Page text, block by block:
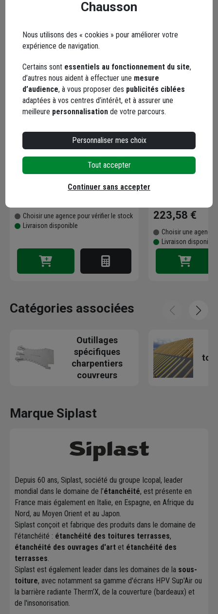
Gant de travail cuir avec intérieur
fourré - catégorie. 1 - taille 10
Choisir une agence pour vérifier le stock
Livraison disponible
Manche de
panne turbo 778
223,58 €
Choisir une agence
Livraison disponible
Catégories associées
Outillages
spécifiques
charpentiers
couvreurs
Marque Siplast
Depuis 60 ans, Siplast, société du groupe Icopal, leader
mondial dans le domaine de l’étanchéité, est présente en
France mais également en Italie, en Espagne, en Afrique du
Nord, au Moyen Orient et au Japon.
Siplast conçoit et fabrique des produits dans le domaine de
l'étanchéité : étanchéité des toitures terrasses,
étanchéité des ouvrages d'art et étanchéité des
terrasses
Siplast est également leader dans les domaines de la sous-
toiture, avec notamment sa gamme d'écrans HPV Sup'Air ou
la barrière radiante Therm’X, de la couverture (bardeaux) et
de l'insonorisation.
Chausson
Nous utilisons des « cookies » pour améliorer votre
expérience de navigation.
Certains sont essentiels au fonctionnement du site,
d’autres nous aident à effectuer une mesure
d’audience, à vous proposer des publicités ciblées
adaptées à vos centres d’intérêt, et à assurer une
meilleure personnalisation de votre parcours.
Personnaliser mes choix
Tout accepter
Continuer sans accepter